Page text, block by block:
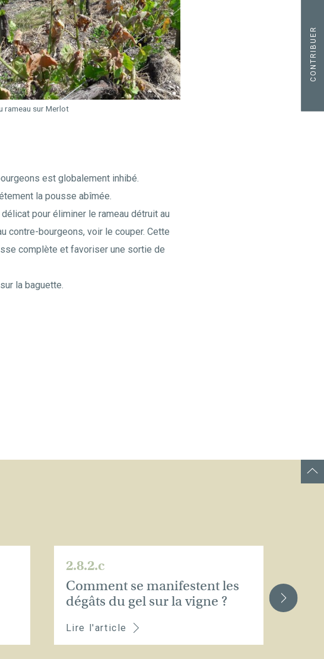
rameau sur Merlot
est globalement inhibé.
la pousse abîmée.
pour éliminer le rameau détruit au
contre-bourgeons, voir le couper. Cette
complète et favoriser une sortie de
la baguette.
CONTRIBUER
2.8.2.c
Comment se manifestent les
dégâts du gel sur la vigne ?
Lire l'article